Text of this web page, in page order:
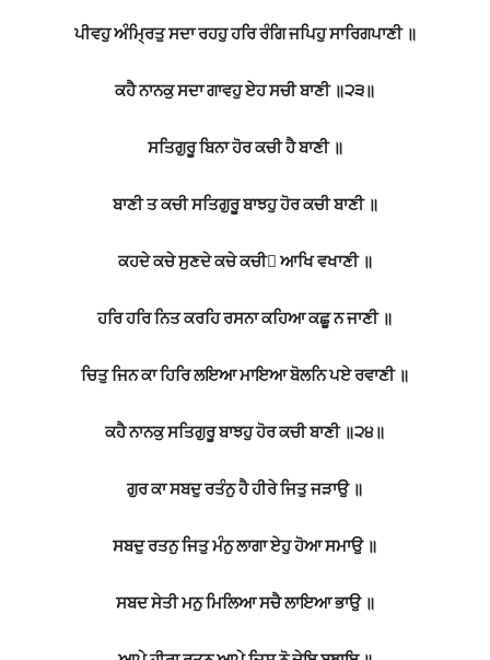
ਪੀਵਹੁ ਅੰਮ੍ਰਿਤੁ ਸਦਾ ਰਹਹੁ ਹਰਿ ਰੰਗਿ ਜਪਿਹੁ ਸਾਰਿਗਪਾਣੀ ॥
ਕਹੈ ਨਾਨਕੁ ਸਦਾ ਗਾਵਹੁ ਏਹ ਸਚੀ ਬਾਣੀ ॥੨੩॥
ਸਤਿਗੁਰੂ ਬਿਨਾ ਹੋਰ ਕਚੀ ਹੈ ਬਾਣੀ ॥
ਬਾਣੀ ਤ ਕਚੀ ਸਤਿਗੁਰੂ ਬਾਝਹੁ ਹੋਰ ਕਚੀ ਬਾਣੀ ॥
ਕਹਦੇ ਕਚੇ ਸੁਣਦੇ ਕਚੇ ਕਚੀ ਆਖਿ ਵਖਾਣੀ ॥
ਹਰਿ ਹਰਿ ਨਿਤ ਕਰਹਿ ਰਸਨਾ ਕਹਿਆ ਕਛੂ ਨ ਜਾਣੀ ॥
ਚਿਤੁ ਜਿਨ ਕਾ ਹਿਰਿ ਲਇਆ ਮਾਇਆ ਬੋਲਨਿ ਪਏ ਰਵਾਣੀ ॥
ਕਹੈ ਨਾਨਕੁ ਸਤਿਗੁਰੂ ਬਾਝਹੁ ਹੋਰ ਕਚੀ ਬਾਣੀ ॥੨੪॥
ਗੁਰ ਕਾ ਸਬਦੁ ਰਤੰਨੁ ਹੈ ਹੀਰੇ ਜਿਤੁ ਜੜਾਉ ॥
ਸਬਦੁ ਰਤਨੁ ਜਿਤੁ ਮੰਨੁ ਲਾਗਾ ਏਹੁ ਹੋਆ ਸਮਾਉ ॥
ਸਬਦ ਸੇਤੀ ਮਨੁ ਮਿਲਿਆ ਸਚੈ ਲਾਇਆ ਭਾਉ ॥